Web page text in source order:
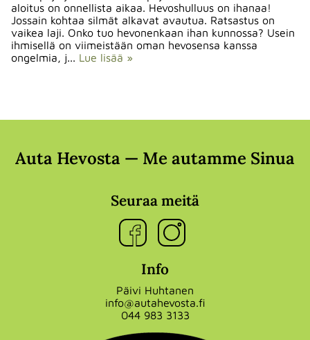
aloitus on onnellista aikaa. Hevoshulluus on ihanaa!
Jossain kohtaa silmät alkavat avautua. Ratsastus on
vaikea laji. Onko tuo hevonenkaan ihan kunnossa? Usein
ihmisellä on viimeistään oman hevosensa kanssa
ongelmia, j... Lue lisää »
Auta Hevosta — Me autamme Sinua
Seuraa meitä
Info
Päivi Huhtanen
info@autahevosta.fi
044 983 3133